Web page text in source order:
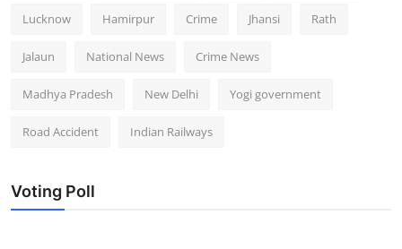
Lucknow Hamirpur Crime Jhansi Rath
Jalaun National News Crime News
Madhya Pradesh New Delhi Yogi government
Road Accident Indian Railways
Voting Poll